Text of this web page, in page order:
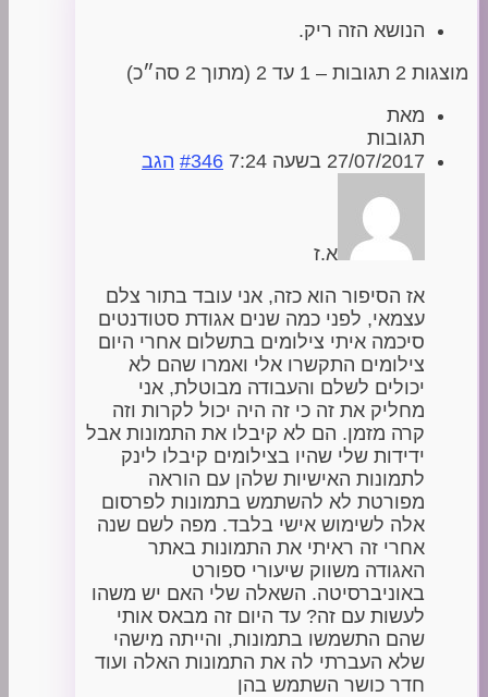
הנושא הזה ריק.
מוצגות 2 תגובות – 1 עד 2 (מתוך 2 סה״כ)
מאת
תגובות
27/07/2017 בשעה 7:24
#346 הגב
א.ז
אז הסיפור הוא כזה, אני עובד בתור צלם
עצמאי, לפני כמה שנים אגודת סטודנטים
סיכמה איתי צילומים בתשלום אחרי היום
צילומים התקשרו אלי ואמרו שהם לא
יכולים לשלם והעבודה מבוטלת, אני
מחליק את זה כי זה היה יכול לקרות וזה
קרה מזמן. הם לא קיבלו את התמונות אבל
ידידות שלי שהיו בצילומים קיבלו לינק
לתמונות האישיות שלהן עם הוראה
מפורטת לא להשתמש בתמונות לפרסום
אלה לשימוש אישי בלבד. מפה לשם שנה
אחרי זה ראיתי את התמונות באתר
האגודה משווק שיעורי ספורט
באוניברסיטה. השאלה שלי האם יש משהו
לעשות עם זה? עד היום זה מבאס אותי
שהם התשמשו בתמונות, והייתה מישהי
שלא העברתי לה את התמונות האלה ועוד
חדר כושר השתמש בהן